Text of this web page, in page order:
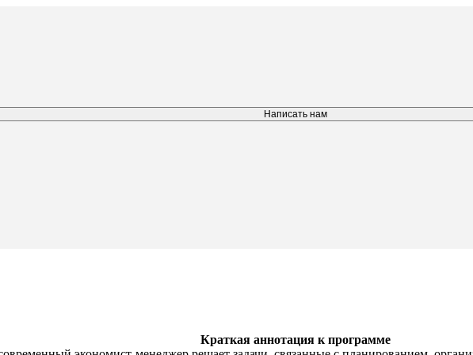
Написать нам
Краткая аннотация к программе